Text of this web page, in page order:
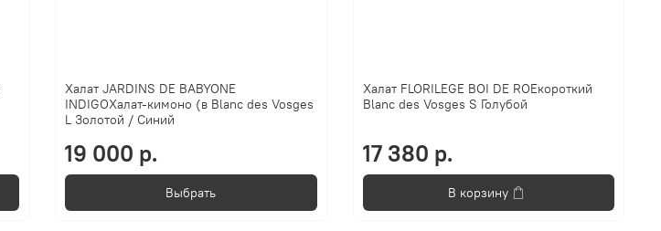
Халат JARDINS DE BABYONE
INDIGOХалат-кимоно (в Blanc des Vosges
L Золотой / Синий
19 000 р.
Выбрать
Халат FLORILEGE BOI DE ROEкороткий
Blanc des Vosges S Голубой
17 380 р.
В корзину